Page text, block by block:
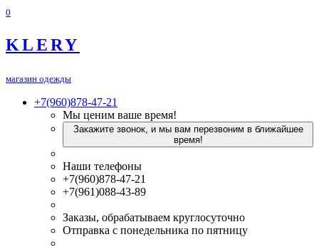
0
KLERY
магазин одежды
+7(960)878-47-21
Мы ценим ваше время!
Закажите звонок, и мы вам перезвоним в ближайшее
время!
Наши телефоны
+7(960)878-47-21
+7(961)088-43-89
Заказы, обрабатываем круглосуточно
Отправка с понедельника по пятницу